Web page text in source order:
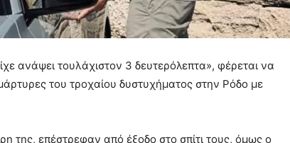
ανάψει τουλάχιστον 3 δευτερόλεπτα», φέρεται να
του τροχαίου δυστυχήματος στην Ρόδο με
της, επέστρεφαν από έξοδο στο σπίτι τους, όμως ο